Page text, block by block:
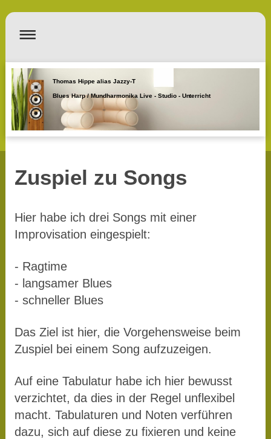
Thomas Hippe alias Jazzy-T
Blues Harp / Mundharmonika Live - Studio - Unterricht
Zuspiel zu Songs
Hier habe ich drei Songs mit einer
Improvisation eingespielt:
- Ragtime
- langsamer Blues
- schneller Blues
Das Ziel ist hier, die Vorgehensweise beim
Zuspiel bei einem Song aufzuzeigen.
Auf eine Tabulatur habe ich hier bewusst
verzichtet, da dies in der Regel unflexibel
macht. Tabulaturen und Noten verführen
dazu, sich auf diese zu fixieren und keine